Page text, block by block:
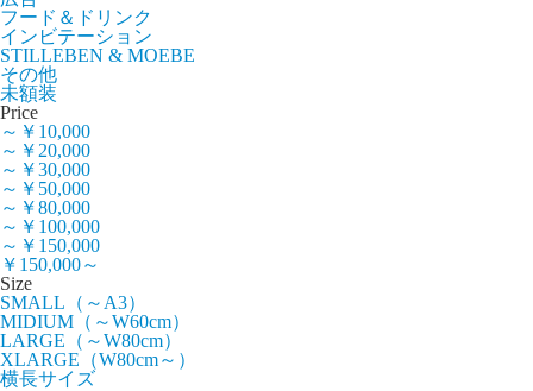
フード＆ドリンク
インビテーション
STILLEBEN & MOEBE
その他
未額装
Price
～￥10,000
～￥20,000
～￥30,000
～￥50,000
～￥80,000
～￥100,000
～￥150,000
￥150,000～
Size
SMALL（～A3）
MIDIUM（～W60cm）
LARGE（～W80cm）
XLARGE（W80cm～）
横長サイズ